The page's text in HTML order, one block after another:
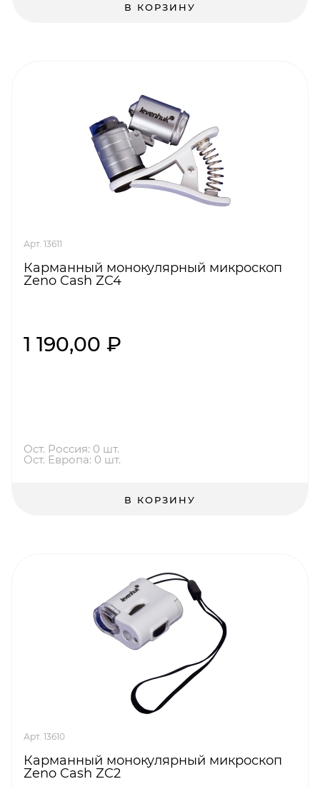
В КОРЗИНУ
Арт. 13611
Карманный монокулярный микроскоп
Zeno Cash ZC4
1 190,00 ₽
Ост. Россия: 0 шт.
Ост. Европа: 0 шт.
В КОРЗИНУ
Арт. 13610
Карманный монокулярный микроскоп
Zeno Cash ZC2